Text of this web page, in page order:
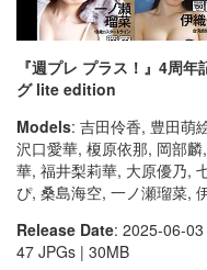
『週プレ プラス！』4周
グ lite edition
Models: 吉田伶香, 豊田萌
沢口愛華, 榎原依那, 岡部
華, 福井梨莉華, 大原優乃,
ぴ, 桑島海空, 一ノ瀬瑠菜,
Release Date: 2025-06-03
47 JPGs | 30MB